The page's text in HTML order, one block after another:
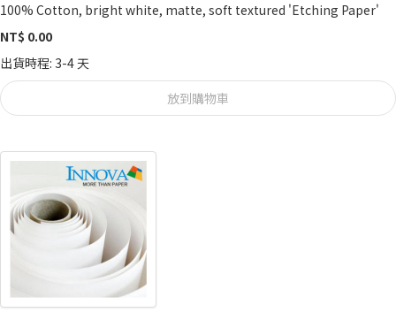
100% Cotton, bright white, matte, soft textured 'Etching Paper'
NT$ 0.00
出貨時程: 3-4 天
放到購物車